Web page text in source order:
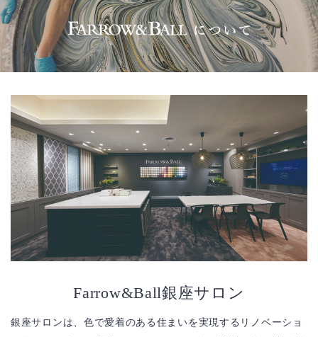
Farrow&Ball銀座サロン
銀座サロンは、色で愛着のある住まいを実現するリノベーショ